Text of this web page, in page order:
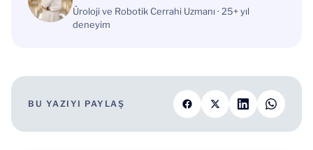
Üroloji ve Robotik Cerrahi Uzmanı · 25+ yıl
deneyim
BU YAZIYI PAYLAŞ